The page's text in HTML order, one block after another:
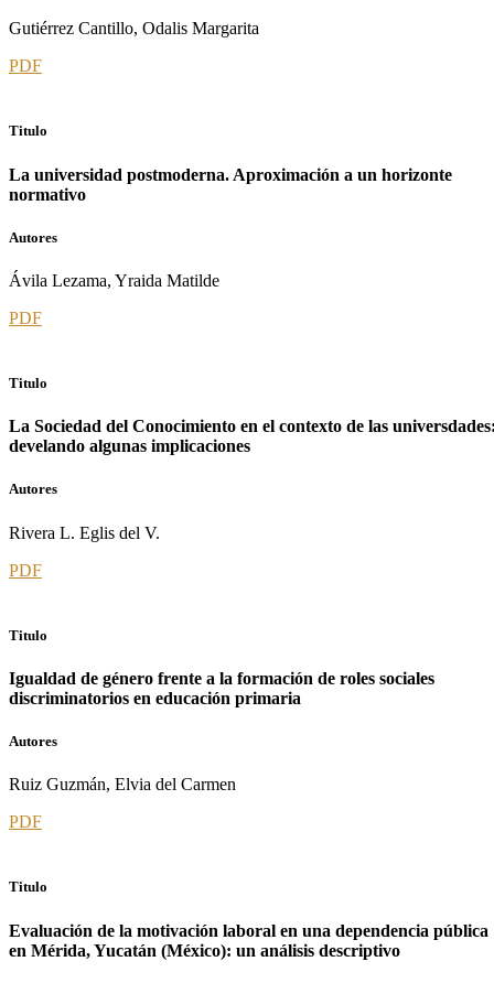
Gutiérrez Cantillo, Odalis Margarita
PDF
Titulo
La universidad postmoderna. Aproximación a un horizonte
normativo
Autores
Ávila Lezama, Yraida Matilde
PDF
Titulo
La Sociedad del Conocimiento en el contexto de las
develando algunas implicaciones
Autores
Rivera L. Eglis del V.
PDF
Titulo
Igualdad de género frente a la formación de roles sociales
discriminatorios en educación primaria
Autores
Ruiz Guzmán, Elvia del Carmen
PDF
Titulo
Evaluación de la motivación laboral en una dependencia pública
en Mérida, Yucatán (México): un análisis descriptivo